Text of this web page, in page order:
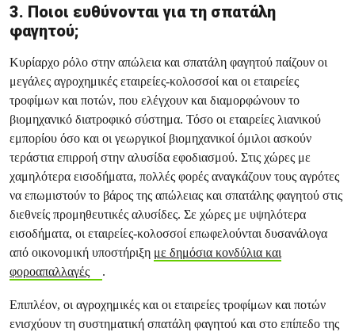
3. Ποιοι ευθύνονται για τη σπατάλη
φαγητού;
Κυρίαρχο ρόλο στην απώλεια και σπατάλη φαγητού παίζουν οι
μεγάλες αγροχημικές εταιρείες-κολοσσοί και οι εταιρείες
τροφίμων και ποτών, που ελέγχουν και διαμορφώνουν το
βιομηχανικό διατροφικό σύστημα. Τόσο οι εταιρείες λιανικού
εμπορίου όσο και οι γεωργικοί βιομηχανικοί όμιλοι ασκούν
τεράστια επιρροή στην αλυσίδα εφοδιασμού. Στις χώρες με
χαμηλότερα εισοδήματα, πολλές φορές αναγκάζουν τους αγρότες
να επωμιστούν το βάρος της απώλειας και σπατάλης φαγητού στις
διεθνείς προμηθευτικές αλυσίδες. Σε χώρες με υψηλότερα
εισοδήματα, οι εταιρείες-κολοσσοί επωφελούνται δυσανάλογα
από οικονομική υποστήριξη με δημόσια κονδύλια και
φοροαπαλλαγές
.
Επιπλέον, οι αγροχημικές και οι εταιρείες τροφίμων και ποτών
ενισχύουν τη συστηματική σπατάλη φαγητού και στο επίπεδο της